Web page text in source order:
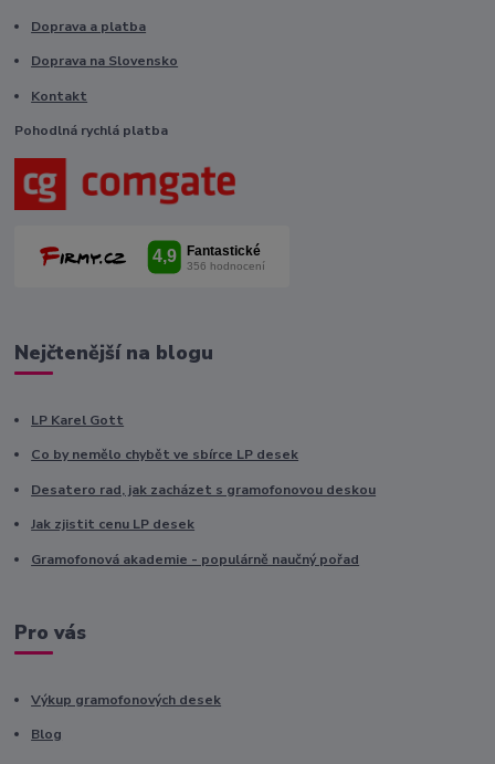
Doprava a platba
Doprava na Slovensko
Kontakt
Pohodlná rychlá platba
Nejčtenější na blogu
LP Karel Gott
Co by nemělo chybět ve sbírce LP desek
Desatero rad, jak zacházet s gramofonovou deskou
Jak zjistit cenu LP desek
Gramofonová akademie - populárně naučný pořad
Pro vás
Výkup gramofonových desek
Blog